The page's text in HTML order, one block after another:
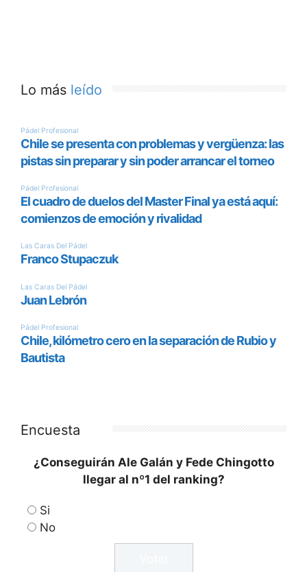
Lo más leído
Encuesta
¿Conseguirán Ale Galán y Fede Chingotto
llegar al nº1 del ranking?
Si
No